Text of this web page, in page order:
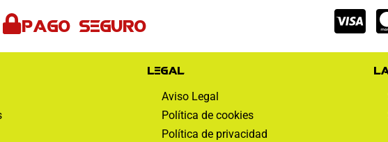
Pago seguro
Legal
Aviso Legal
Política de cookies
Política de privacidad